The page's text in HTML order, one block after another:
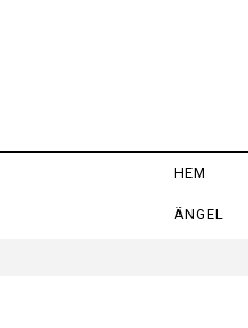
HEM
ÄNGEL